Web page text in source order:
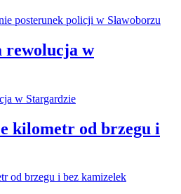
rewolucja w
kilometr od brzegu i